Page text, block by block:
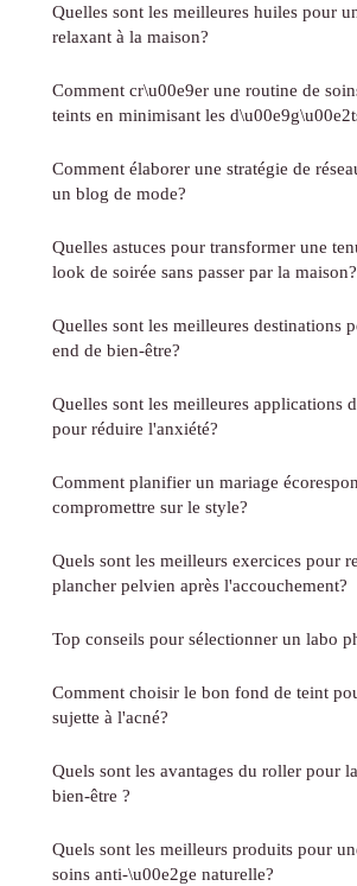
Quelles sont les meilleures huiles pour
relaxant à la maison?
Comment cr\u00e9er une routine de
teints en minimisant les
Comment élaborer une stratégie de
un blog de mode?
Quelles astuces pour transformer une
look de soirée sans passer par la maison?
Quelles sont les meilleures destinations
end de bien-être?
Quelles sont les meilleures applications
pour réduire l'anxiété?
Comment planifier un mariage
compromettre sur le style?
Quels sont les meilleurs exercices pour
plancher pelvien après l'accouchement?
Top conseils pour sélectionner un labo
Comment choisir le bon fond de teint
sujette à l'acné?
Quels sont les avantages du roller pour
bien-être ?
Quels sont les meilleurs produits pour
soins anti-\u00e2ge naturelle?